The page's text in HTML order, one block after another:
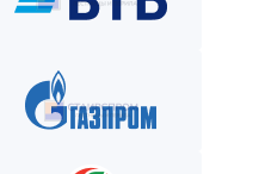
инструкция
или по телефону.
из предложенных.